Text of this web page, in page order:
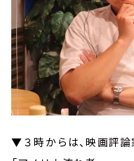
▼３時からは、映画評論